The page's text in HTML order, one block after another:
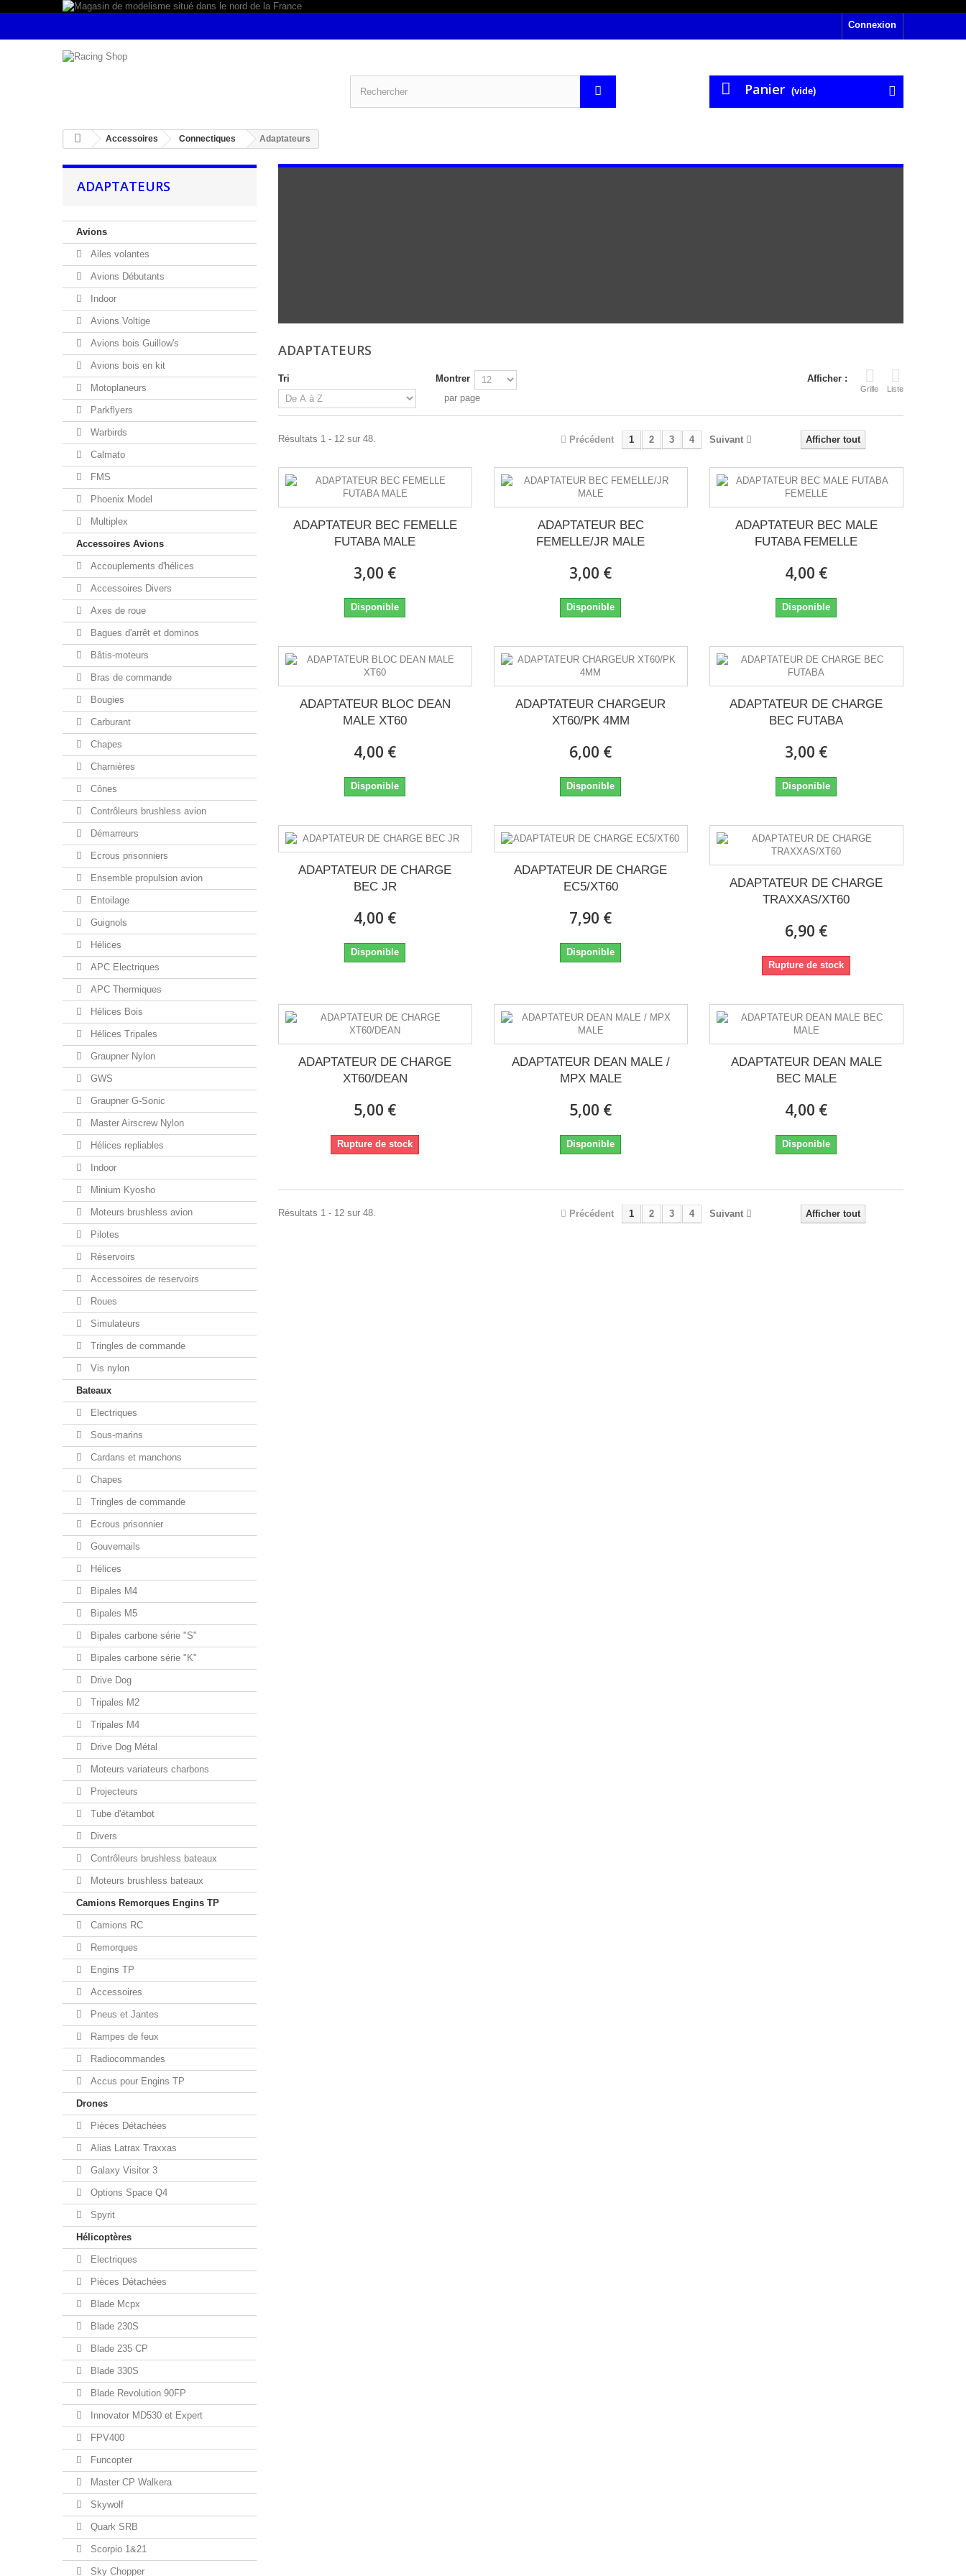
Connexion
Panier (vide)
Accessoires Connectiques Adaptateurs
ADAPTATEURS
Avions
Ailes volantes
Avions Débutants
Indoor
Avions Voltige
Avions bois Guillow's
Avions bois en kit
Motoplaneurs
Parkflyers
Warbirds
Calmato
FMS
Phoenix Model
Multiplex
Accessoires Avions
Accouplements d'hélices
Accessoires Divers
Axes de roue
Bagues d'arrêt et dominos
Bâtis-moteurs
Bras de commande
Bougies
Carburant
Chapes
Charnières
Cônes
Contrôleurs brushless avion
Démarreurs
Ecrous prisonniers
Ensemble propulsion avion
Entoilage
Guignols
Hélices
APC Electriques
APC Thermiques
Hélices Bois
Hélices Tripales
Graupner Nylon
GWS
Graupner G-Sonic
Master Airscrew Nylon
Hélices repliables
Indoor
Minium Kyosho
Moteurs brushless avion
Pilotes
Réservoirs
Accessoires de reservoirs
Roues
Simulateurs
Tringles de commande
Vis nylon
Bateaux
Electriques
Sous-marins
Cardans et manchons
Chapes
Tringles de commande
Ecrous prisonnier
Gouvernails
Hélices
Bipales M4
Bipales M5
Bipales carbone série "S"
Bipales carbone série "K"
Drive Dog
Tripales M2
Tripales M4
Drive Dog Métal
Moteurs variateurs charbons
Projecteurs
Tube d'étambot
Divers
Contrôleurs brushless bateaux
Moteurs brushless bateaux
Camions Remorques Engins TP
Camions RC
Remorques
Engins TP
Accessoires
Pneus et Jantes
Rampes de feux
Radiocommandes
Accus pour Engins TP
Drones
Pièces Détachées
Alias Latrax Traxxas
Galaxy Visitor 3
Options Space Q4
Spyrit
Hélicoptères
Electriques
Pièces Détachées
Blade Mcpx
Blade 230S
Blade 235 CP
Blade 330S
Blade Revolution 90FP
Innovator MD530 et Expert
FPV400
Funcopter
Master CP Walkera
Skywolf
Quark SRB
Scorpio 1&21
Sky Chopper
ADAPTATEURS
Afficher :
Grille Liste
Tri
Montrer
par page
Afficher tout
Précédent 1 2 3 4 Suivant
Résultats 1 - 12 sur 48.
ADAPTATEUR BEC FEMELLE
FUTABA MALE
3,00 €
Disponible
ADAPTATEUR BEC
FEMELLE/JR MALE
3,00 €
Disponible
ADAPTATEUR BEC MALE
FUTABA FEMELLE
4,00 €
Disponible
ADAPTATEUR BLOC DEAN
MALE XT60
4,00 €
Disponible
ADAPTATEUR CHARGEUR
XT60/PK 4MM
6,00 €
Disponible
ADAPTATEUR DE CHARGE
BEC FUTABA
3,00 €
Disponible
ADAPTATEUR DE CHARGE
BEC JR
4,00 €
Disponible
ADAPTATEUR DE CHARGE
EC5/XT60
7,90 €
Disponible
ADAPTATEUR DE CHARGE
TRAXXAS/XT60
6,90 €
Rupture de stock
ADAPTATEUR DE CHARGE
XT60/DEAN
5,00 €
Rupture de stock
ADAPTATEUR DEAN MALE /
MPX MALE
5,00 €
Disponible
ADAPTATEUR DEAN MALE
BEC MALE
4,00 €
Disponible
Afficher tout
Précédent 1 2 3 4 Suivant
Résultats 1 - 12 sur 48.